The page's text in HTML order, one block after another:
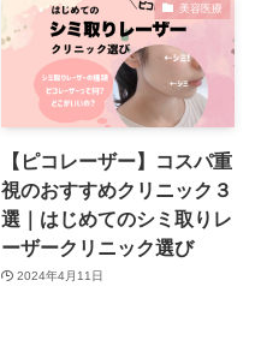
美容医療
【ピコレーザー】コスパ重
視のおすすめクリニック３
選｜はじめてのシミ取りレ
ーザークリニック選び
2024年4月11日